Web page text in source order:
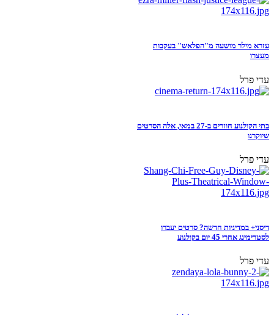
עזרא מילר מושעה מ"הפלאש" בעקבות
מעצרו
עדי פרל
בתי הקולנוע חוזרים ב-27 במאי, אלה הסרטים
שיוקרנו
עדי פרל
דיסני+ במדיניות חדשה? סרטים יעברו
לסטרימינג אחרי 45 יום בקולנוע
עדי פרל